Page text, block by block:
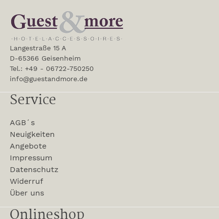
Langestraße 15 A
D-65366 Geisenheim
Tel.: +49 - 06722-750250
info@guestandmore.de
Service
AGB´s
Neuigkeiten
Angebote
Impressum
Datenschutz
Widerruf
Über uns